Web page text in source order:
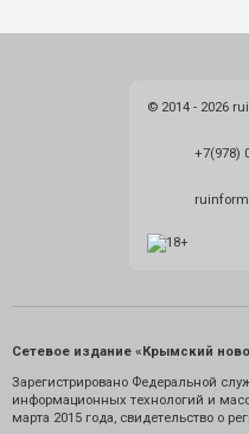
© 2014 - 2026
+7(978)
Сетевое издание «Крымский
Зарегистрировано Федеральной
информационных технологий и
марта 2015 года, свидетельство о